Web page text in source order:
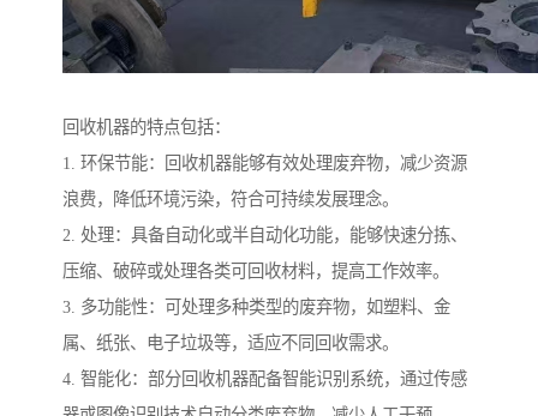
回收机器的特点包括：
1. 环保节能：回收机器能够有效处理废弃物，减少资源
浪费，降低环境污染，符合可持续发展理念。
2. 处理：具备自动化或半自动化功能，能够快速分拣、
压缩、破碎或处理各类可回收材料，提高工作效率。
3. 多功能性：可处理多种类型的废弃物，如塑料、金
属、纸张、电子垃圾等，适应不同回收需求。
4. 智能化：部分回收机器配备智能识别系统，通过传感